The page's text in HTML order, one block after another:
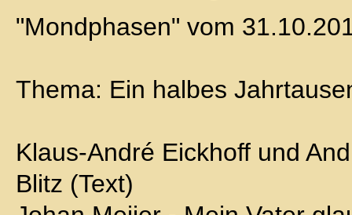
"Mondphasen" vom
Thema: Ein halbes
Klaus-André Eickhoff und
Blitz (Text)